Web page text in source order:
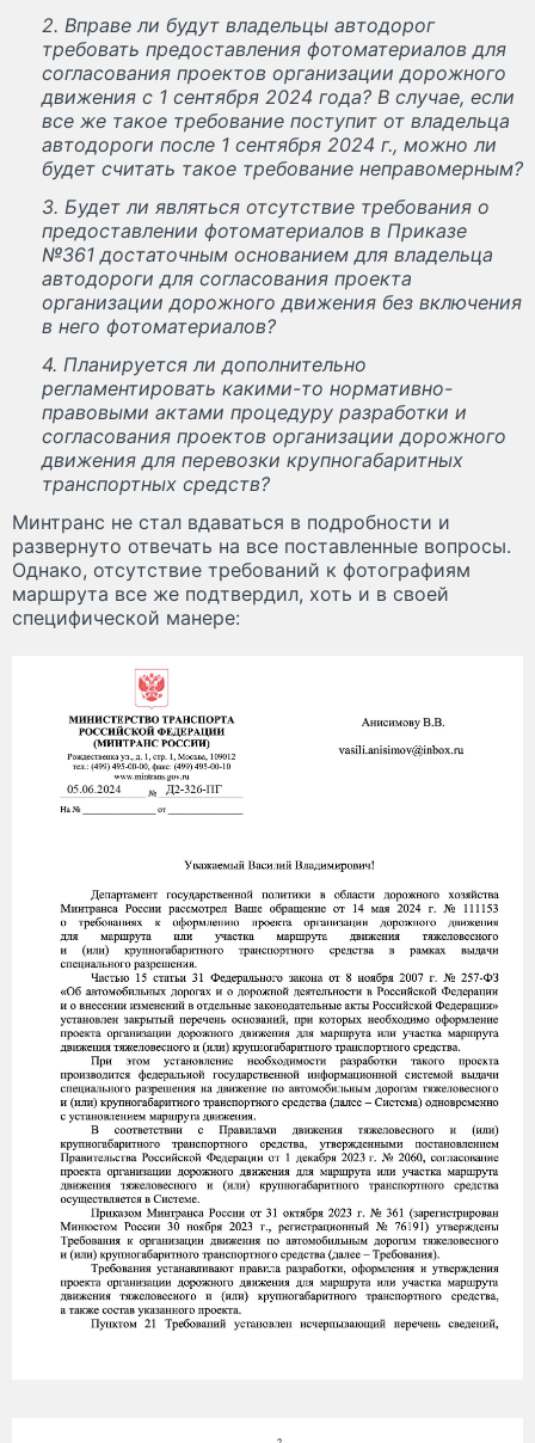
2. Вправе ли будут владельцы автодорог
требовать предоставления фотоматериалов для
согласования проектов организации дорожного
движения с 1 сентября 2024 года? В случае, если
все же такое требование поступит от владельца
автодороги после 1 сентября 2024 г., можно ли
будет считать такое требование неправомерным?
3. Будет ли являться отсутствие требования о
предоставлении фотоматериалов в Приказе
№361 достаточным основанием для владельца
автодороги для согласования проекта
организации дорожного движения без включения
в него фотоматериалов?
4. Планируется ли дополнительно
регламентировать какими-то нормативно-
правовыми актами процедуру разработки и
согласования проектов организации дорожного
движения для перевозки крупногабаритных
транспортных средств?
Минтранс не стал вдаваться в подробности и
развернуто отвечать на все поставленные вопросы.
Однако, отсутствие требований к фотографиям
маршрута все же подтвердил, хоть и в своей
специфической манере: